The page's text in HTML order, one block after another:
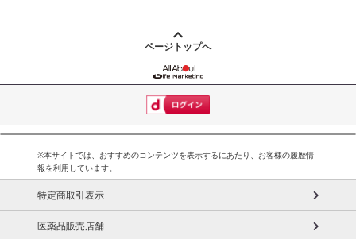
※お客様のご都合でお受取りいただけない場合、商品の再発送や返
また、お届け日時のご指定は、お受けできません。宅配業者からの
※発送予定日は前後する場合がございます。また商品によって発送
※dショッピングサンプル百貨店よりお届けする商品は、ご利用いた
だいた後のご感想をいただくことを目的としており、転売等は固く
禁じます。
転売等、目的以外での利用が確認された場合は、サービス利用を停
止させていただきます。
ページトップへ
※本サイトでは、おすすめのコンテンツを表示するにあたり、お客様の履歴情
報を利用しています。
特定商取引表示
医薬品販売店舗